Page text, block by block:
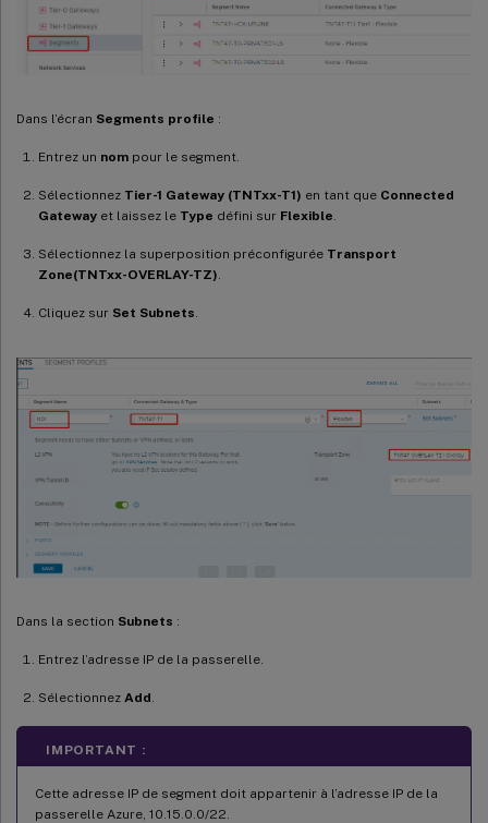
Dans l’écran Segments profile :
Entrez un nom pour le segment.
Sélectionnez Tier-1 Gateway (TNTxx-T1) en tant que Connected
Gateway et laissez le Type défini sur Flexible.
Sélectionnez la superposition préconfigurée Transport
Zone(TNTxx-OVERLAY-TZ).
Cliquez sur Set Subnets.
Dans la section Subnets :
Entrez l’adresse IP de la passerelle.
Sélectionnez Add
IMPORTANT :
Cette adresse IP de segment doit appartenir à l’adresse IP de la
passerelle Azure, 10.15.0.0/22.